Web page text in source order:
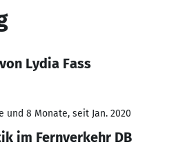
Lydia Fass
und 8 Monate, seit Jan. 2020
im Fernverkehr DB